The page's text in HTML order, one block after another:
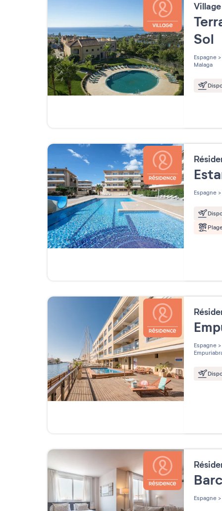
Village
Sol
Espagne >
Malaga
Espagne >
Espagne >
Espagne >